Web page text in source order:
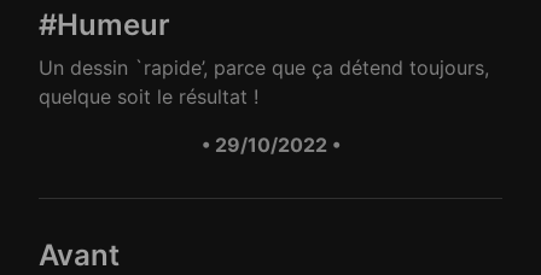
#Humeur
Un dessin `rapide’, parce que ça détend toujours,
quelque soit le résultat !
• 29/10/2022 •
Avant